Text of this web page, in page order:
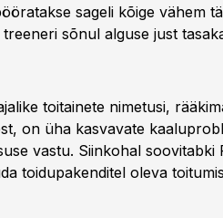
sageli kõige vähem
sõnul alguse just
toitainete nimetusi,
on üha kasvavate
vastu. Siinkohal soovitabki
toidupakenditel oleva